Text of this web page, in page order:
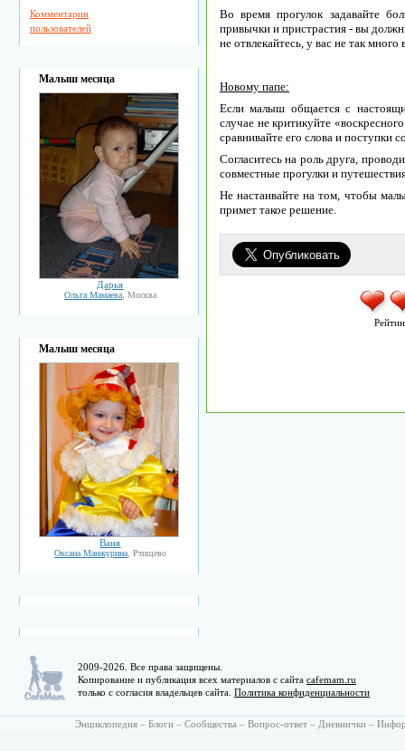
Комментарии
пользователей
Малыш месяца
Дарья
Ольга Мамаева , Москва
Малыш месяца
Ваня
Оксана Манжурина, Ртищево
Во время прогулок задавайте
привычки и пристрастия - вы
не отвлекайтесь, у вас не так
Новому папе:
Если малыш общается с
случае не критикуйте
сравнивайте его слова и поступки
Согласитесь на роль друга,
совместные прогулки и
Не настаивайте на том, чтобы
примет такое решение.
2009-2026. Все права защищены.
Копирование и публикация всех материалов с сайта cafemam.ru
только с согласия владельцев сайта. Политика конфиденциальности
Энциклопедия – Блоги – Сообщества – Вопрос-ответ – Дневнички –